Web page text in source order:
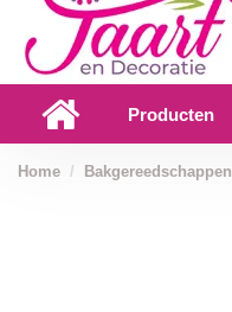
Producten
Home Bakgereedschappen